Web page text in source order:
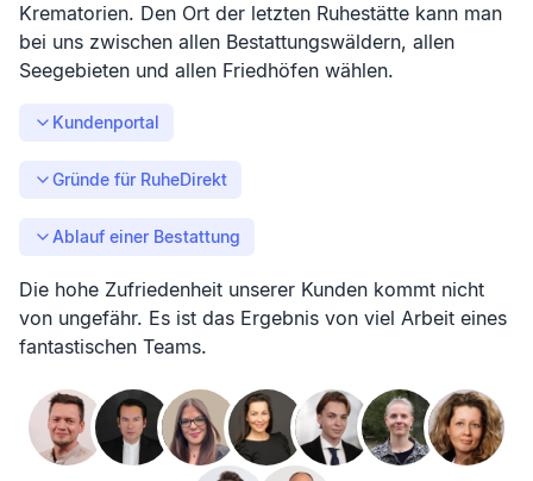
Krematorien. Den Ort der letzten Ruhestätte kann man
bei uns zwischen allen Bestattungswäldern, allen
Seegebieten und allen Friedhöfen wählen.
Kundenportal
Gründe für RuheDirekt
Ablauf einer Bestattung
Die hohe Zufriedenheit unserer Kunden kommt nicht
von ungefähr. Es ist das Ergebnis von viel Arbeit eines
fantastischen Teams.